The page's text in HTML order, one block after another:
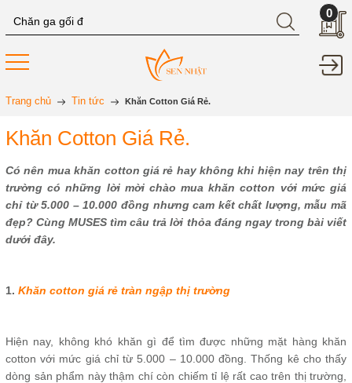
0
Trang chủ Tin tức Khăn Cotton Giá Rẻ.
Khăn Cotton Giá Rẻ.
Có nên mua khăn cotton giá rẻ hay không khi hiện nay trên thị
trường có những lời mời chào mua khăn cotton với mức giá
chỉ từ 5.000 – 10.000 đồng nhưng cam kết chất lượng, mẫu mã
đẹp? Cùng MUSES tìm câu trả lời thỏa đáng ngay trong bài viết
dưới đây.
1. Khăn cotton giá rẻ tràn ngập thị trường
Hiện nay, không khó khăn gì để tìm được những mặt hàng khăn
cotton với mức giá chỉ từ 5.000 – 10.000 đồng. Thống kê cho thấy
dòng sản phẩm này thậm chí còn chiếm tỉ lệ rất cao trên thị trường,